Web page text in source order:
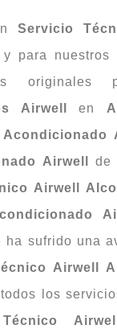
Servicio
y para nuestros
Airwell en
Acondicionado
Airwell
Airwell
ha sufrido una
Airwell
los